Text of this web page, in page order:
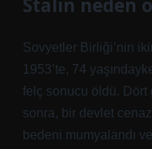
Stalin neden
Sovyetler Birliği’nin
1953’te, 74
felç sonucu öldü.
sonra, bir devlet
bedeni mumyalandı